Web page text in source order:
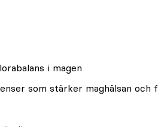
i magen
som stärker maghälsan och